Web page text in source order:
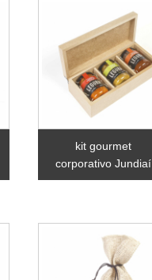
kit gourmet
corporativo Jundiaí